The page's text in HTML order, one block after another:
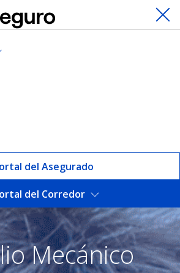
del Asegurado
del Corredor
| Porto
Mecánico